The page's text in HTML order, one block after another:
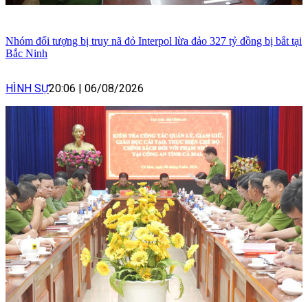
Nhóm đối tượng bị truy nã đỏ Interpol lừa đảo 327 tỷ đồng bị bắt tại
Bắc Ninh
HÌNH SỰ20:06 06/08/2026